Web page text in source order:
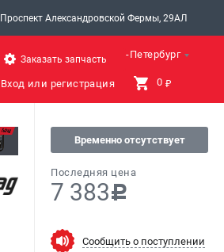
Проспект Александровской Фермы, 29АЛ
Санкт-Петербург
Заказать запчасть
Вход или регистрация 0 ₽
Временно отсутствует
Последняя цена
7 383c
Сообщить о поступлении